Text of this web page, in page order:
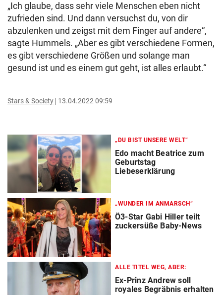
„Ich glaube, dass sehr viele Menschen eben nicht
zufrieden sind. Und dann versuchst du, von dir
abzulenken und zeigst mit dem Finger auf andere“,
sagte Hummels. „Aber es gibt verschiedene Formen,
es gibt verschiedene Größen und solange man
gesund ist und es einem gut geht, ist alles erlaubt.“
Stars & Society 13.04.2022 09:59
„DU BIST UNSERE WELT“
Edo macht Beatrice zum
Geburtstag
Liebeserklärung
„WUNDER IM ANMARSCH“
Ö3-Star Gabi Hiller teilt
zuckersüße Baby-News
ALLE TITEL WEG, ABER:
Ex-Prinz Andrew soll
royales Begräbnis erhalten